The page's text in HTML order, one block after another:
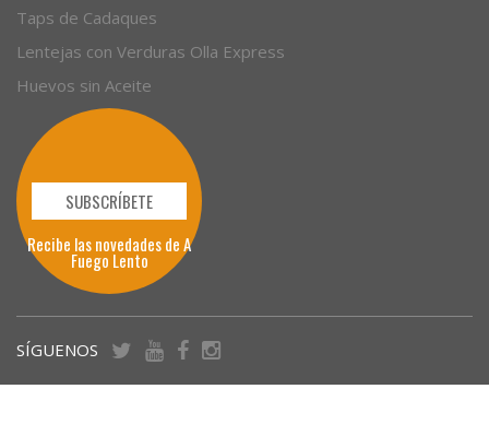
Taps de Cadaques
Lentejas con Verduras Olla Express
Huevos sin Aceite
SUBSCRÍBETE
Recibe las novedades de A
Fuego Lento
SÍGUENOS